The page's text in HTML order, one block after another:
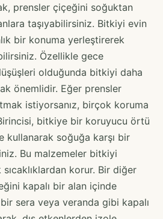
prensler çiçeğini soğuktan
taşıyabilirsiniz. Bitkiyi evin
bir konuma yerleştirerek
Özellikle gece
olduğunda bitkiyi daha
önemlidir. Eğer prensler
istiyorsanız, birçok koruma
bitkiye bir koruyucu örtü
kullanarak soğuğa karşı bir
Bu malzemeler bitkiyi
korur. Bir diğer
kapalı bir alan içinde
sera veya veranda gibi kapalı